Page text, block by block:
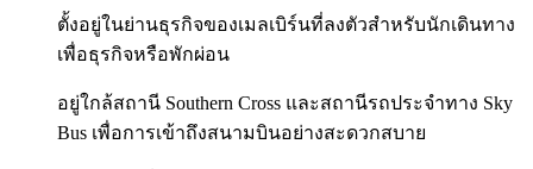
ตั้งอยู่ในย่านธุรกิจของเมลเบิร์นที่ลงตัวสำหรับนักเดินทาง
เพื่อธุรกิจหรือพักผ่อน
อยู่ใกล้สถานี Southern Cross และสถานีรถประจำทาง Sky
Bus เพื่อการเข้าถึงสนามบินอย่างสะดวกสบาย